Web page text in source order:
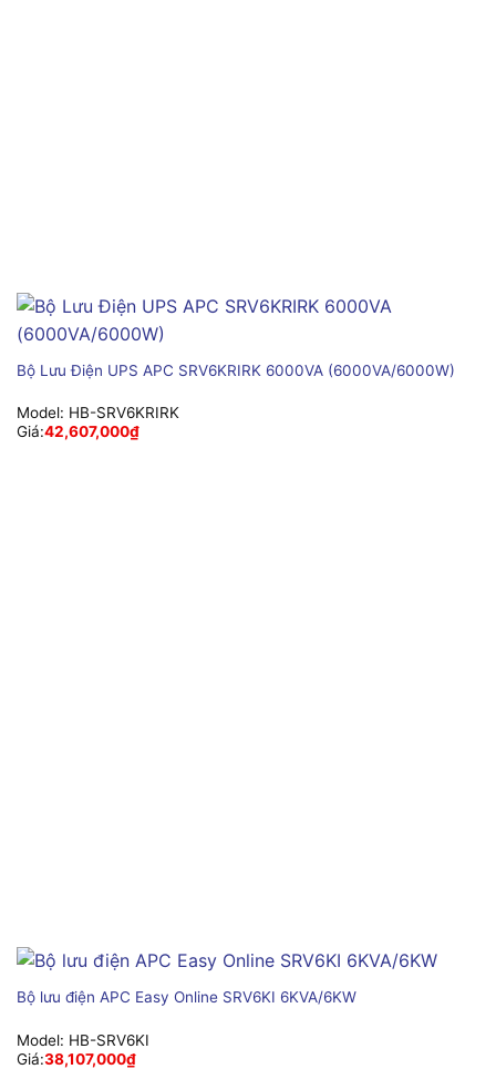
Bộ Lưu Điện UPS APC SRV6KRIRK 6000VA (6000VA/6000W)
Model: HB-SRV6KRIRK
Giá:42,607,000₫
Bộ lưu điện APC Easy Online SRV6KI 6KVA/6KW
Model: HB-SRV6KI
Giá:38,107,000₫